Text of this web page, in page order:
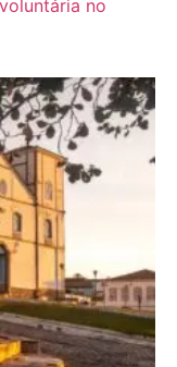
no